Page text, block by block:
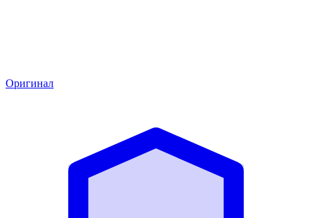
Оригинал